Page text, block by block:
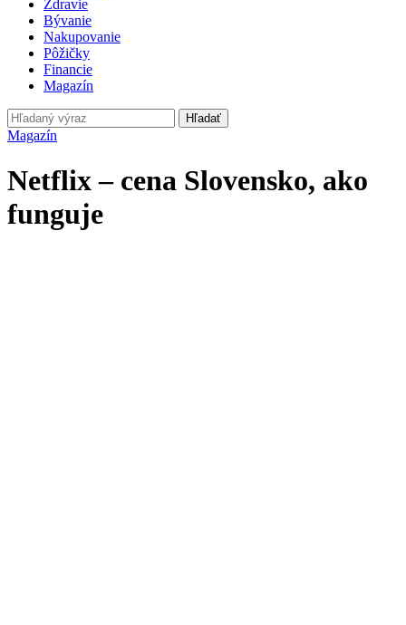
Zdravie
Bývanie
Nakupovanie
Pôžičky
Financie
Magazín
Hľadať
Magazín
Netflix – cena Slovensko, ako
funguje